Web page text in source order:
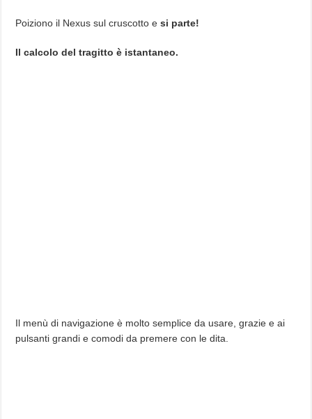
Poiziono il Nexus sul cruscotto esi parte!
Il calcolo del tragitto è istantaneo.
Il menù di navigazione è molto semplice da usare, grazie e ai
pulsanti grandi e comodi da premere con le dita.